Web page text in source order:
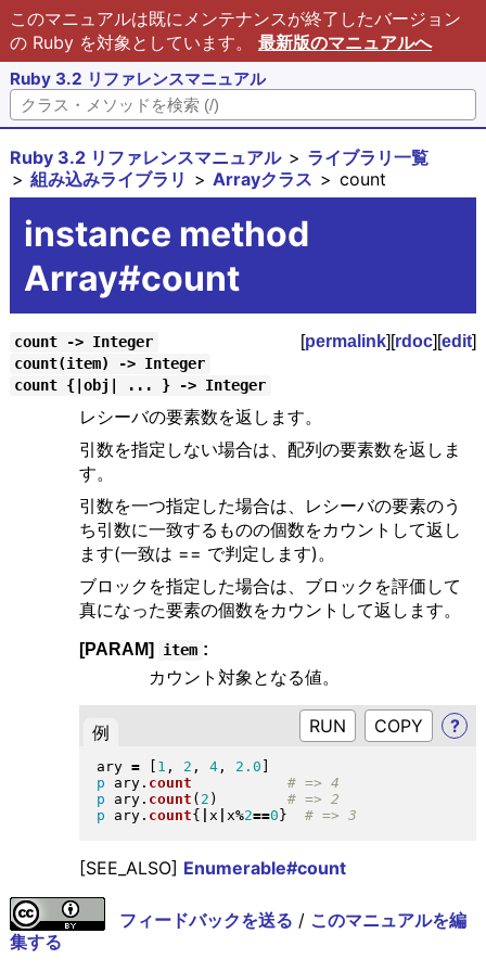
このマニュアルは既にメンテナンスが終了したバージョン
の Ruby を対象としています。 最新版のマニュアルへ
Ruby 3.2 リファレンスマニュアル
Ruby 3.2 リファレンスマニュアル
ライブラリ一覧
組み込みライブラリ
Arrayクラス count
instance method
Array#count
count -> Integer [permalink][rdoc][edit]
count(item) -> Integer
count {|obj| ... } -> Integer
レシーバの要素数を返します。
引数を指定しない場合は、配列の要素数を返しま
す。
引数を一つ指定した場合は、レシーバの要素のう
ち引数に一致するものの個数をカウントして返し
ます(一致は == で判定します)。
ブロックを指定した場合は、ブロックを評価して
真になった要素の個数をカウントして返します。
[PARAM] item :
カウント対象となる値。
例 RUN ?
ary = 1 , 2 , 4, 2.0
p ary. count
p ary. count ( 2 )
p ary. count{ x x%2==0 }
[SEE_ALSO] Enumerable#count
フィードバックを送る / このマニュアルを編
集する